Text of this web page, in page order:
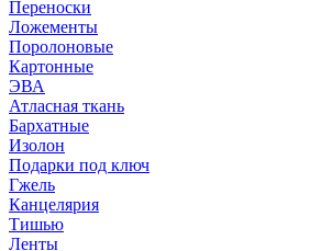
Переноски
Ложементы
Поролоновые
Картонные
ЭВА
Атласная ткань
Бархатные
Изолон
Подарки под ключ
Гжель
Канцелярия
Тишью
Ленты